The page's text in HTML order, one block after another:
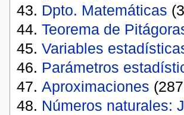
Dpto. Matemáticas
Teorema de
Variables
Parámetros
Aproximaciones
Números naturales: